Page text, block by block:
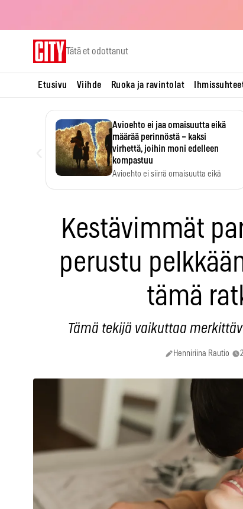
Tätä et odottanut
Etusivu Viihde Ruoka ja ravintolat
Avioehto ei jaa omaisuutta eikä
määrää perinnöstä – kaksi
virhettä, joihin moni edelleen
kompastuu
Avioehto ei siirrä omaisuutta eikä
Kestävimmät
perustu
tämä
Tämä tekijä vaikuttaa
Henniriina Rautio